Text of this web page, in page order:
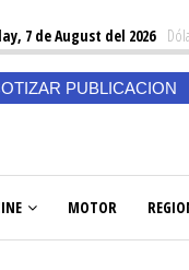
7 de August del 2026
PUBLICACION
MOTOR